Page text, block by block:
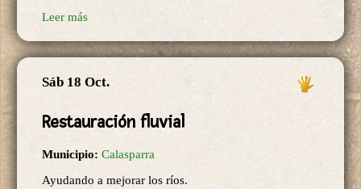
Leer más
Sáb 18 Oct.
Restauración fluvial
Municipio: Calasparra
Ayudando a mejorar los ríos.